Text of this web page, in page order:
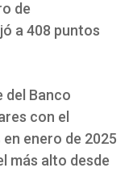
de
a 408 puntos
del Banco
con el
enero de 2025
más alto desde